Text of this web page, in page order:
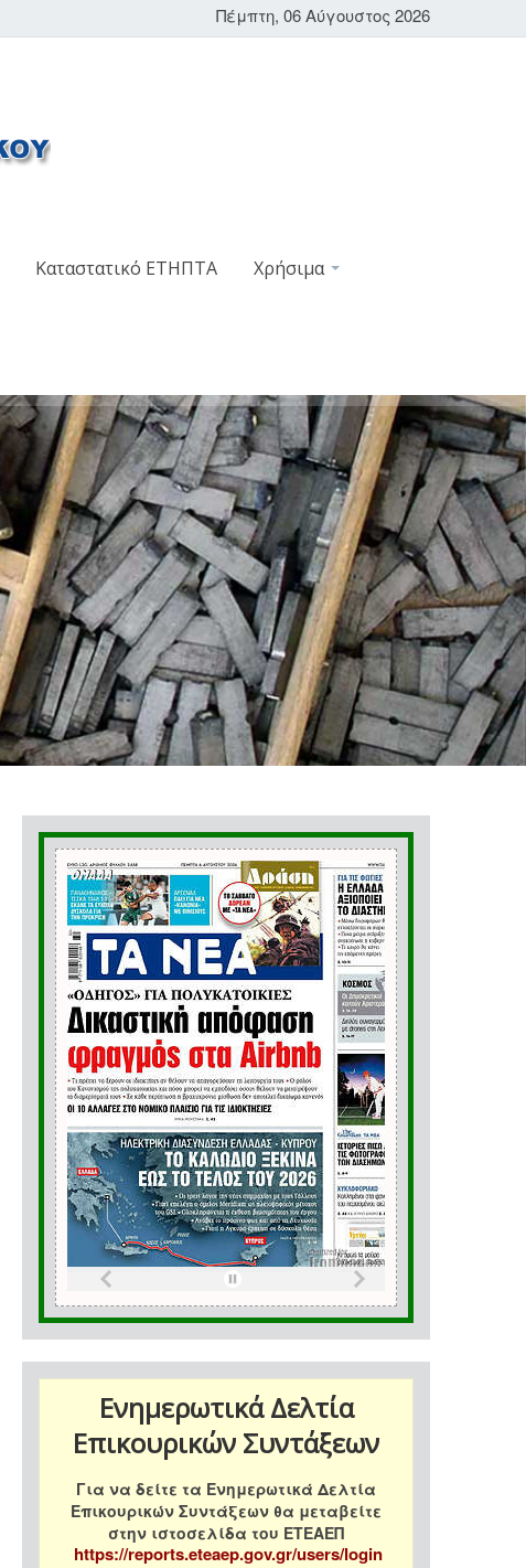
Πέμπτη, 06 Αύγουστος 2026
Καταστατικό ΕΤΗΠΤΑ Χρήσιμα
Ενημερωτικά Δελτία
Επικουρικών Συντάξεων
Για να δείτε τα Ενημερωτικά Δελτία
Επικουρικών Συντάξεων θα μεταβείτε
στην ιστοσελίδα του ΕΤΕΑΕΠ
https://reports.eteaep.gov.gr/users/login